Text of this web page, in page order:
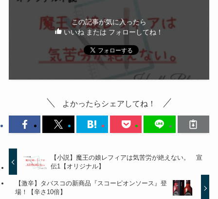
この記事が気に入ったら
いいね または フォローしてね！
よかったらシェアしてね！
【小説】魔王の娘レフィアは気苦労が絶えない。 宣
伝1【オリジナル】
【激辛】タバスコの新商品『スコーピオンソース』登
場！【辛さ10倍】